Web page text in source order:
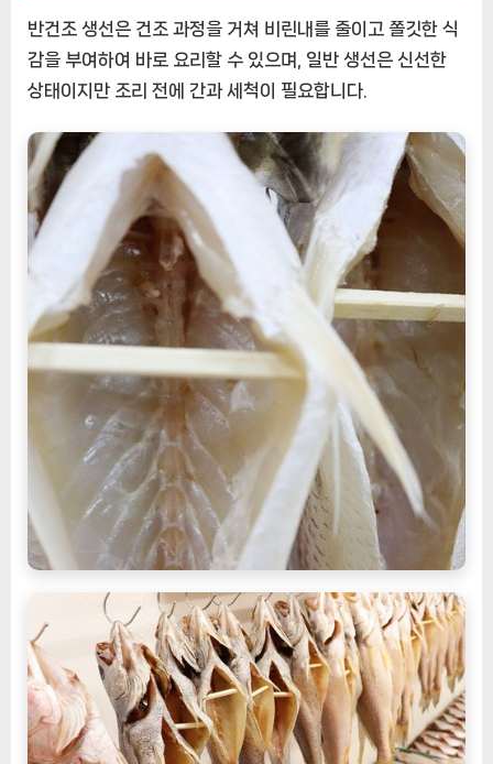
반건조 생선은 건조 과정을 거쳐 비린내를 줄이고 쫄깃한 식
감을 부여하여 바로 요리할 수 있으며, 일반 생선은 신선한
상태이지만 조리 전에 간과 세척이 필요합니다.